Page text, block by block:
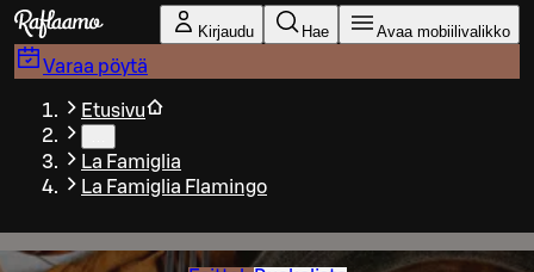
Siirry pääsisältöön
Kirjaudu Hae Avaa mobiilivalikko
Varaa pöytä
Etusivu
La Famiglia
La Famiglia Flamingo